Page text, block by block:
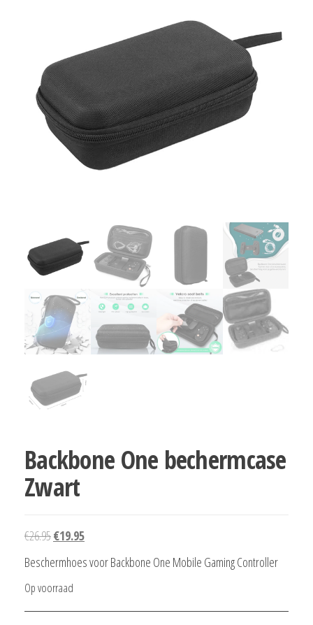
Backbone One bechermcase
Zwart
€26.95Oorspronkelijke
prijs
€26.95.
€19.95Huidige
Beschermhoes voor Backbone One Mobile Gaming Controller
Op voorraad